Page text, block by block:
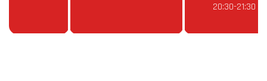
20:30-21:30